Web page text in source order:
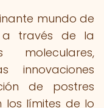
mundo de
a través de la
innovaciones
de postres
los límites de lo